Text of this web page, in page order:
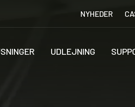
NYHEDER
UDLEJNING